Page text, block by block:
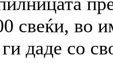
свеќи, во
даде со